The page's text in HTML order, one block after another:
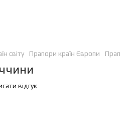
світу Прапори країн Європи
відгук